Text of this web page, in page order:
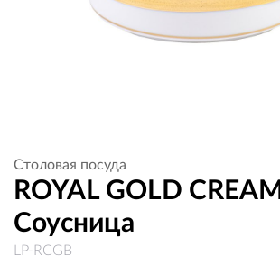
Столовая посуда
ROYAL GOLD CREAM
Соусница
LP-RCGB